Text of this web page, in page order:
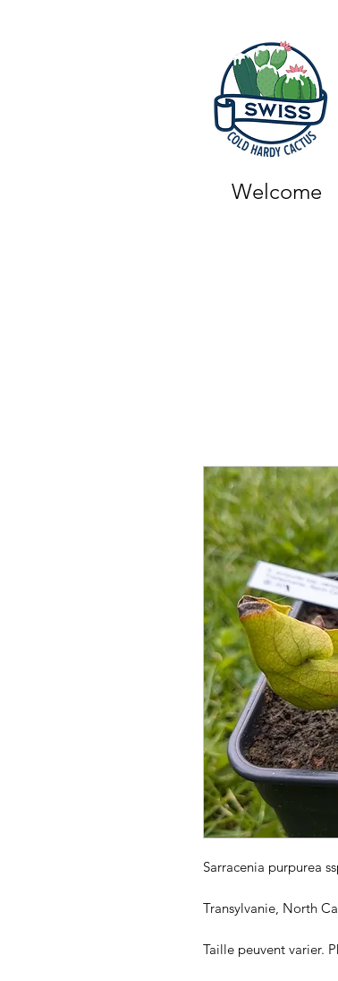
Welcome
Sarracenia purpurea
Transylvanie, North
Taille peuvent varier.